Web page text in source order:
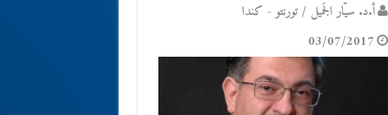
أ.د. سيّار الجَميل / تورنتو - كندا
03/07/2017